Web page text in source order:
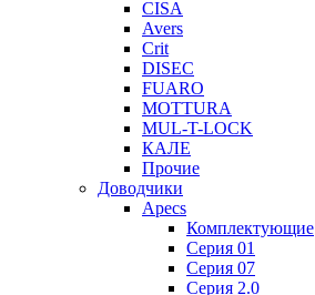
CISA
Avers
Crit
DISEC
FUARO
MOTTURA
MUL-T-LOCK
КАЛЕ
Прочие
Доводчики
Apecs
Комплектующие
Серия 01
Серия 07
Серия 2.0